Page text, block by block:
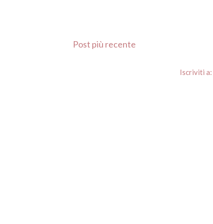
Post più recente
Iscriviti a: